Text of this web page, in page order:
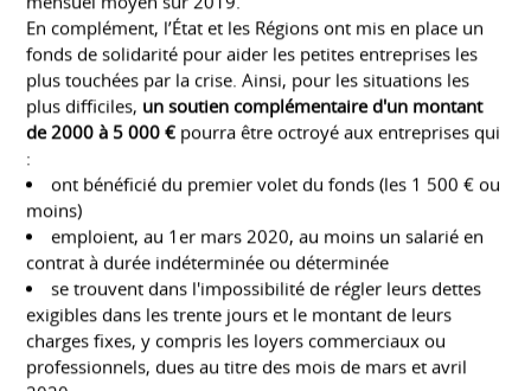
mensuel moyen sur 2019.
En complément, l’État et les Régions ont mis en place un
fonds de solidarité pour aider les petites entreprises les
plus touchées par la crise. Ainsi, pour les situations les
plus difficiles, un soutien complémentaire d'un montant
de 2000 à 5 000 € pourra être octroyé aux entreprises qui
:
ont bénéficié du premier volet du fonds (les 1 500 € ou
moins)
emploient, au 1er mars 2020, au moins un salarié en
contrat à durée indéterminée ou déterminée
se trouvent dans l'impossibilité de régler leurs dettes
exigibles dans les trente jours et le montant de leurs
charges fixes, y compris les loyers commerciaux ou
professionnels, dues au titre des mois de mars et avril